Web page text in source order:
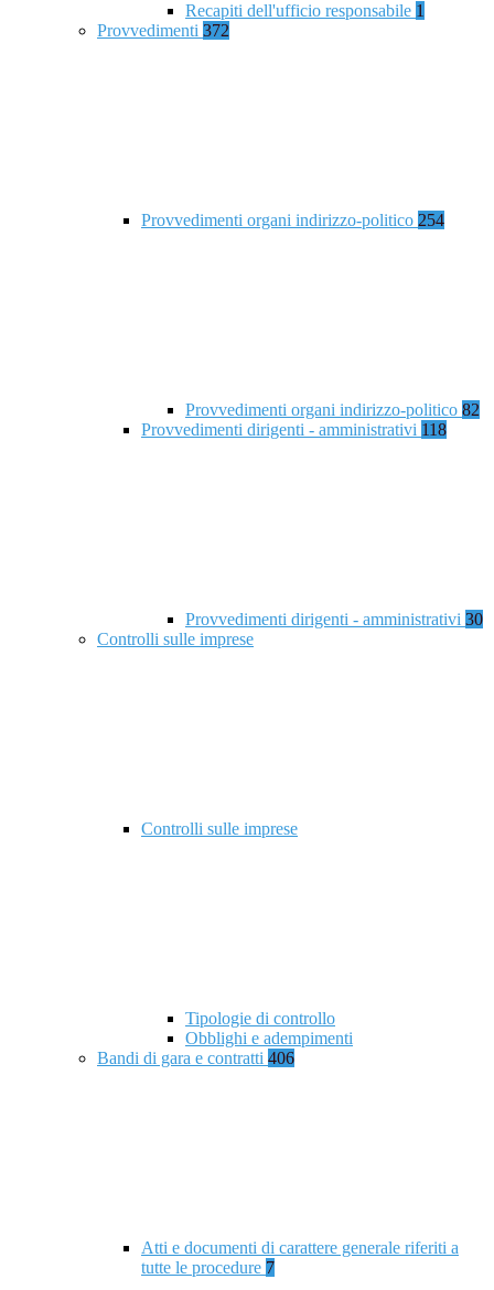
Recapiti dell'ufficio responsabile 1
Provvedimenti 372
Provvedimenti organi indirizzo-politico 254
Provvedimenti organi indirizzo-politico 82
Provvedimenti dirigenti - amministrativi 118
Provvedimenti dirigenti - amministrativi 30
Controlli sulle imprese
Controlli sulle imprese
Tipologie di controllo
Obblighi e adempimenti
Bandi di gara e contratti 406
Atti e documenti di carattere generale riferiti a
tutte le procedure 7